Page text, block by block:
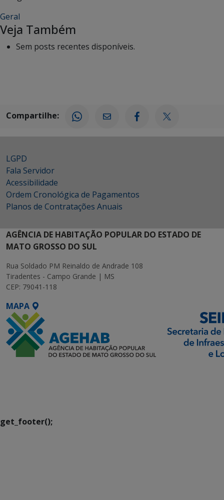
Geral
Veja Também
Sem posts recentes disponíveis.
Compartilhe:
LGPD
Fala Servidor
Acessibilidade
Ordem Cronológica de Pagamentos
Planos de Contratações Anuais
AGÊNCIA DE HABITAÇÃO POPULAR DO ESTADO DE
MATO GROSSO DO SUL
Rua Soldado PM Reinaldo de Andrade 108
Tiradentes - Campo Grande | MS
CEP: 79041-118
MAPA
get_footer();